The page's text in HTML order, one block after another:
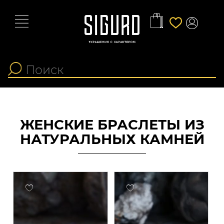
ЖЕНСКИЕ БРАСЛЕТЫ ИЗ
НАТУРАЛЬНЫХ КАМНЕЙ